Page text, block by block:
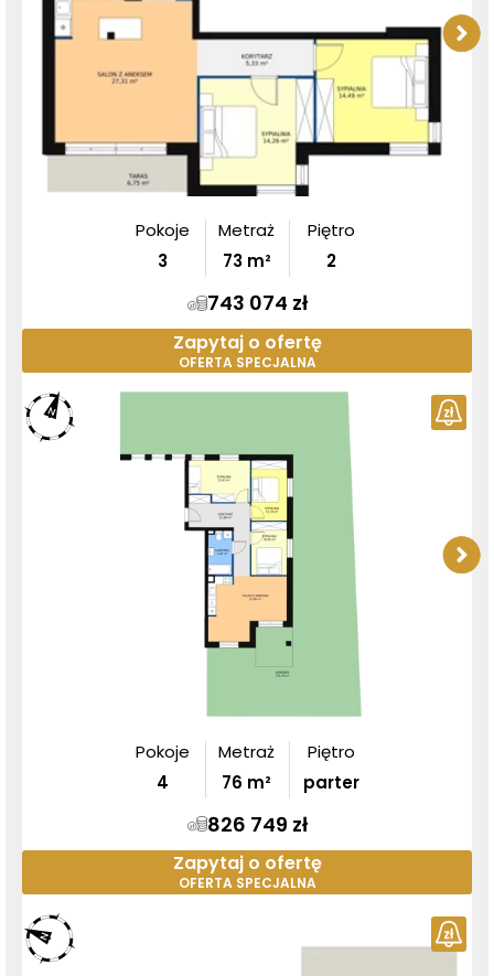
Pokoje
3
Metraż
73m²
Piętro
2
743 074 zł
Zapytaj o ofertę
OFERTA SPECJALNA
Pokoje
4
Metraż
76 m²
Piętro
parter
826 749 zł
Zapytaj o ofertę
OFERTA SPECJALNA